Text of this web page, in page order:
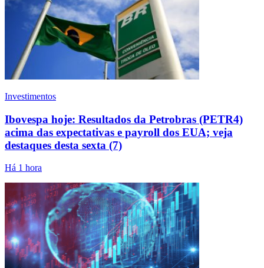
Investimentos
Ibovespa hoje: Resultados da Petrobras (PETR4)
acima das expectativas e payroll dos EUA; veja
destaques desta sexta (7)
Há 1 hora